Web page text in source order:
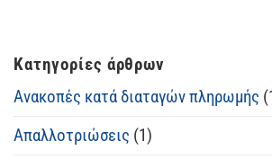
Κατηγορίες άρθρων
Ανακοπές κατά διαταγών πληρωμής
Απαλλοτριώσεις (1)